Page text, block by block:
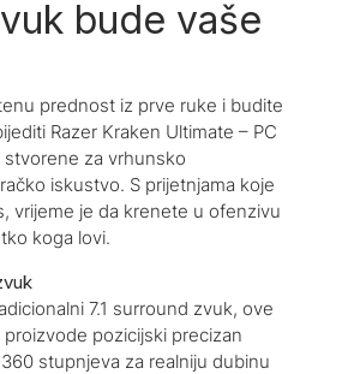
bude vaše
prednost iz prve ruke i budite
Razer Kraken Ultimate – PC
stvorene za vrhunsko
iskustvo. S prijetnjama koje
vrijeme je da krenete u ofenzivu
koga lovi.
7.1 surround zvuk, ove
proizvode pozicijski precizan
stupnjeva za realniju dubinu